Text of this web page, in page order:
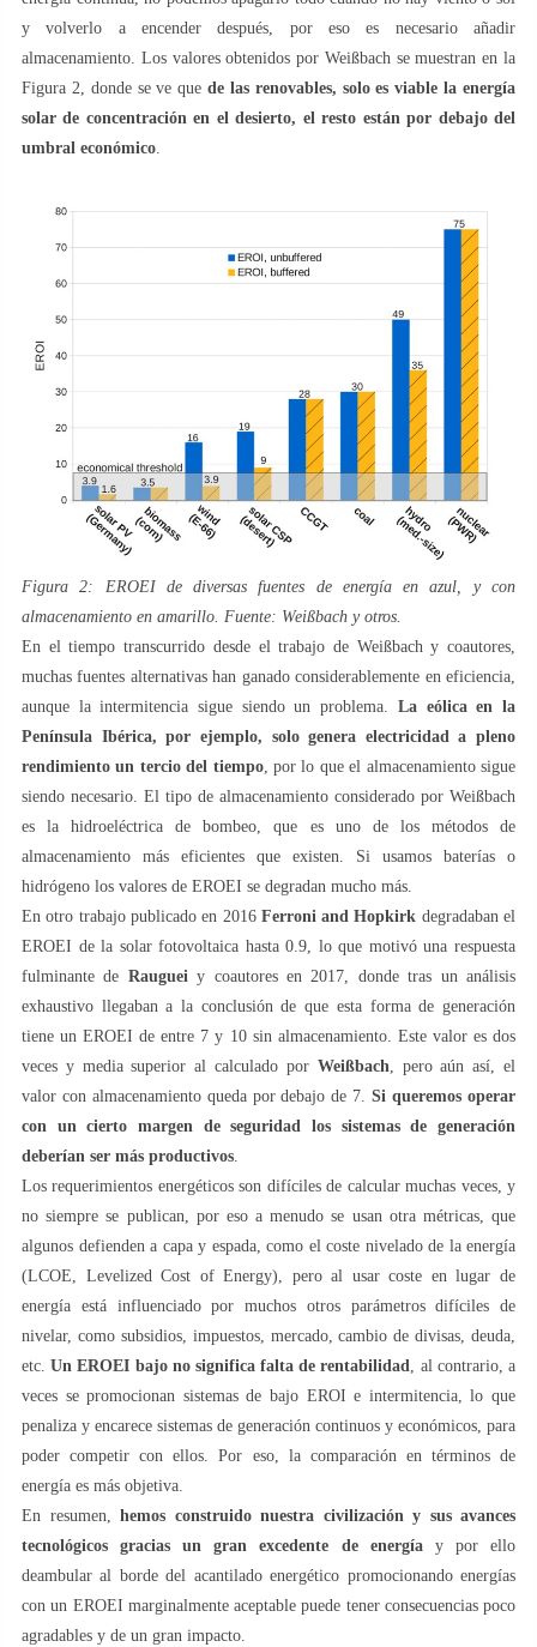
y volverlo a encender después, por eso es necesario añadir
almacenamiento. Los valores obtenidos por Weißbach se muestran en la
Figura 2, donde se ve quede las renovables, solo es viable la energía
solar de concentración en el desierto, el resto están por debajo del
umbral económico
Figura 2: EROEI de diversas fuentes de energía en azul, y con
almacenamiento en amarillo. Fuente: Weißbach y otros.
En el tiempo transcurrido desde el trabajo de Weißbach y coautores,
muchas fuentes alternativas han ganado considerablemente en eficiencia,
aunque la intermitencia sigue siendo un problema. La eólica en la
Península Ibérica, por ejemplo, solo genera electricidad a pleno
rendimiento un tercio del tiempo, por lo que el almacenamiento sigue
siendo necesario. El tipo de almacenamiento considerado por Weißbach
es la hidroeléctrica de bombeo, que es uno de los métodos de
almacenamiento más eficientes que existen. Si usamos baterías o
hidrógeno los valores de EROEI se degradan mucho más.
En otro trabajo publicado en 2016 Ferroni and Hopkirk degradaban el
EROEI de la solar fotovoltaica hasta 0.9, lo que motivó una respuesta
fulminante de Raugueiy coautores en 2017, donde tras un análisis
exhaustivo llegaban a la conclusión de que esta forma de generación
tiene un EROEI de entre 7 y 10 sin almacenamiento. Este valor es dos
veces y media superior al calculado por Weißbach, pero aún así, el
valor con almacenamiento queda por debajo de 7.Si queremos operar
con un cierto margen de seguridad los sistemas de generación
deberían ser más productivos.
Los requerimientos energéticos son difíciles de calcular muchas veces, y
no siempre se publican, por eso a menudo se usan otra métricas, que
algunos defienden a capa y espada, como el coste nivelado de la energía
(LCOE, Levelized Cost of Energy), pero al usar coste en lugar de
energía está influenciado por muchos otros parámetros difíciles de
nivelar, como subsidios, impuestos, mercado, cambio de divisas, deuda,
etc.Un EROEI bajo no significa falta de rentabilidad, al contrario, a
veces se promocionan sistemas de bajo EROI e intermitencia, lo que
penaliza y encarece sistemas de generación continuos y económicos, para
poder competir con ellos. Por eso, la comparación en términos de
energía es más objetiva.
En resumen, hemos construido nuestra civilización y sus avances
tecnológicos gracias un gran excedente de energíay por ello
deambular al borde del acantilado energético promocionando energías
con un EROEI marginalmente aceptable puede tener consecuencias poco
agradables y de un gran impacto.